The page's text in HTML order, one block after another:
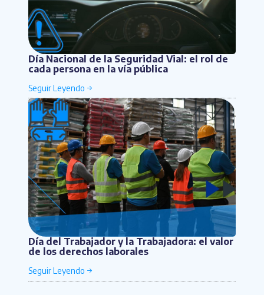
Día Nacional de la Seguridad Vial: el rol de
cada persona en la vía pública
Día del Trabajador y la Trabajadora: el valor
de los derechos laborales